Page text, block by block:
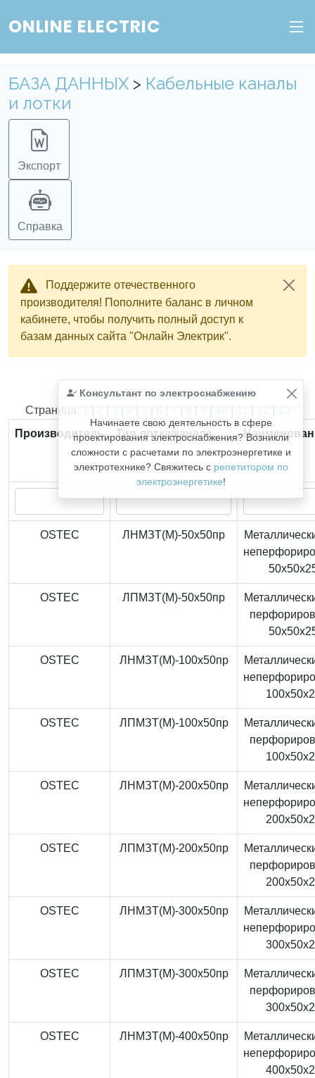
ONLINE ELECTRIC
БАЗА ДАННЫХ > Кабельные каналы
и лотки
Экспорт
Справка
Поддержите отечественного
производителя! Пополните баланс в личном
кабинете, чтобы получить полный доступ к
базам данных сайта "Онлайн Электрик".
Консультант по электроснабжению
Начинаете свою деятельность в сфере
проектирования электроснабжения? Возникли
сложности с расчетами по электроэнергетике и
электротехнике? Свяжитесь с репетитором по
электроэнергетике!
Найдено366из366записей.
Страница: 1 | 2 | 3 | 4 | 5 | 6 | 7 | 8 | 9 | 10 | 11 | 12 | 13
Производитель
Тип лотка/канала
OSTEC ЛНМЗТ(М)-50x50пр
OSTEC ЛПМЗТ(М)-50x50пр
OSTEC ЛНМЗТ(М)-100x50пр
OSTEC ЛПМЗТ(М)-100x50пр
OSTEC ЛНМЗТ(М)-200x50пр
OSTEC ЛПМЗТ(М)-200x50пр
OSTEC ЛНМЗТ(М)-300x50пр
OSTEC ЛПМЗТ(М)-300x50пр
OSTEC ЛНМЗТ(М)-400x50пр
Пополните баланс в личном кабинете, чтобы
Электрик" без ограничений.